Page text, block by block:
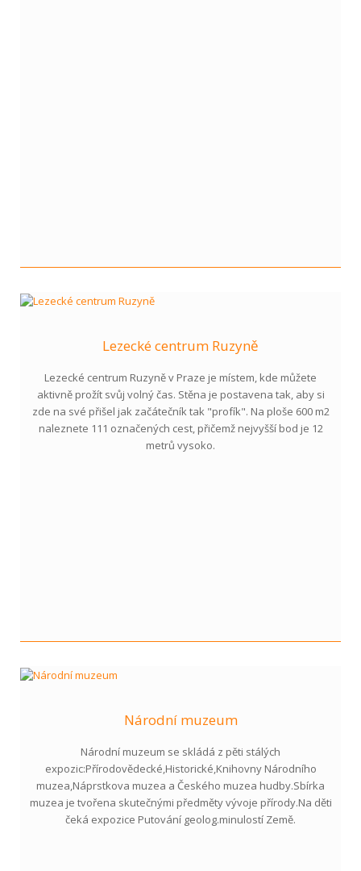
Lezecké centrum Ruzyně
Lezecké centrum Ruzyně v Praze je místem, kde můžete
aktivně prožít svůj volný čas. Stěna je postavena tak, aby si
zde na své přišel jak začátečník tak "profík". Na ploše 600 m2
naleznete 111 označených cest, přičemž nejvyšší bod je 12
metrů vysoko.
Národní muzeum
Národní muzeum se skládá z pěti stálých
expozic:Přírodovědecké,Historické,Knihovny Národního
muzea,Náprstkova muzea a Českého muzea hudby.Sbírka
muzea je tvořena skutečnými předměty vývoje přírody.Na děti
čeká expozice Putování geolog.minulostí Země.